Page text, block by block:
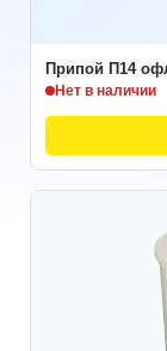
Припой П14
Нет в наличии